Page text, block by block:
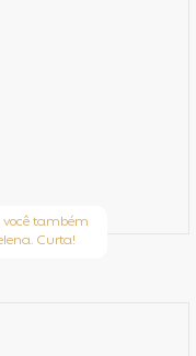
você também
Curta!